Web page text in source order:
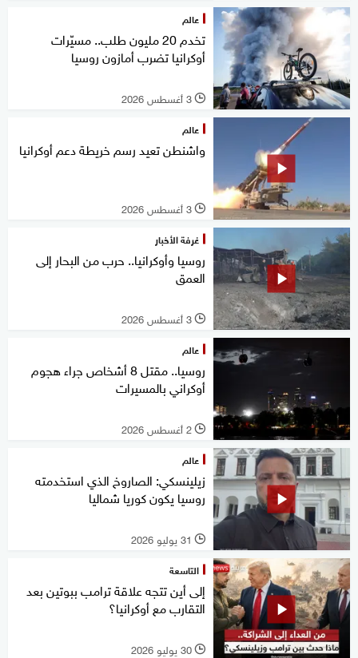
عالم
تخدم 20 مليون طلب.. مسيّرات
أوكرانيا تضرب أمازون روسيا
l 3 أغسطس 2026
عالم
واشنطن تعيد رسم خريطة دعم أوكرانيا
l 3 أغسطس 2026
غرفة الأخبار
روسيا وأوكرانيا.. حرب من البحار إلى
العمق
l 3 أغسطس 2026
عالم
روسيا.. مقتل 8 أشخاص جراء هجوم
أوكراني بالمسيرات
l 2 أغسطس 2026
عالم
زيلينسكي: الصاروخ الذي استخدمته
روسيا يكون كوريا شماليا
l 31 يوليو 2026
التاسعة
إلى أين تتجه علاقة ترامب ببوتين بعد
التقارب مع أوكرانيا؟
l 30 يوليو 2026